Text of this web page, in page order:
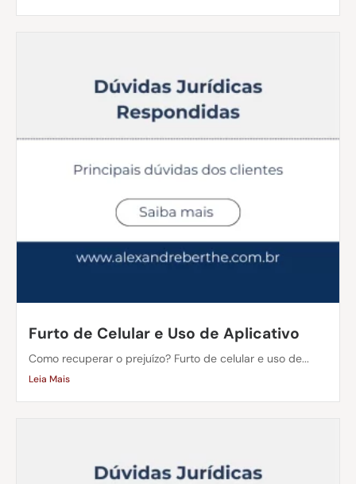
Furto de Celular e Uso de Aplicativo
Como recuperar o prejuízo? Furto de celular e uso de...
Leia Mais